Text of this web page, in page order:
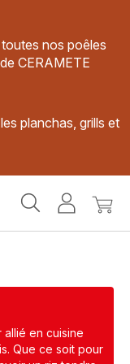
nos poêles
CERAMETE
planchas, grills et
MonMon
allié en cuisine
Que ce soit pour